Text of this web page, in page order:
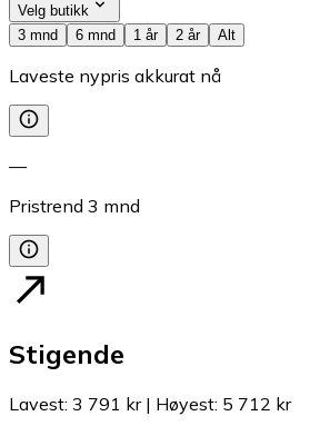
Velg butikk
3 mnd
6 mnd 1 år 2 år Alt
Laveste nypris akkurat nå
—
Pristrend 3 mnd
Stigende
Lavest: 3 791 kr| Høyest: 5 712 kr